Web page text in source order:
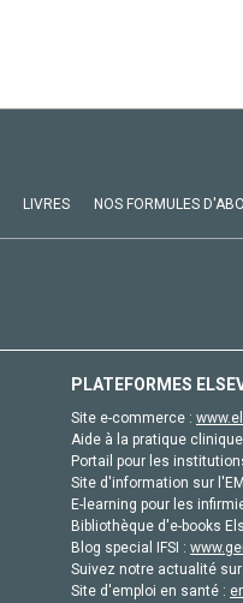
LIVRES NOS FORMULES
PLATEFORMES
Site e-commerce :
Aide à la pratique
Portail pour les
Site d'information sur
E-learning pour les
Bibliothèque d'e-books
Blog special IFSI :
Suivez notre actualité
Site d'emploi en santé :